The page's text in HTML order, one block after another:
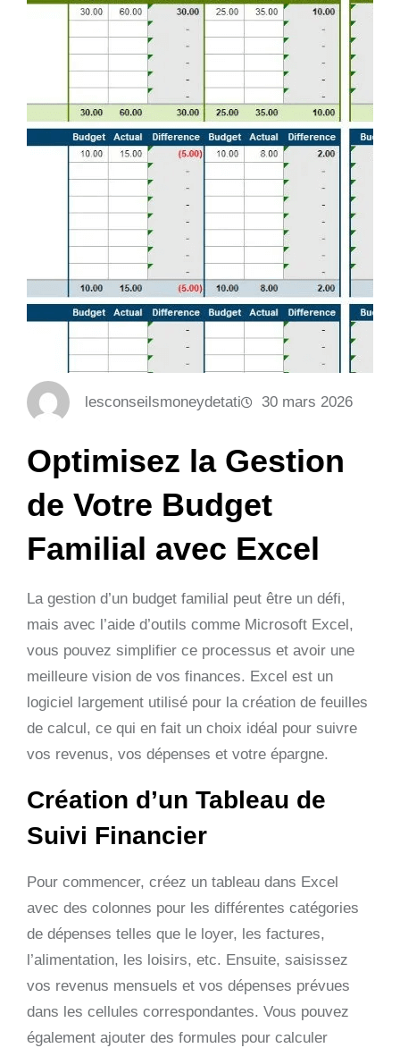
lesconseilsmoneydetati 30 mars 2026
Optimisez la Gestion
de Votre Budget
Familial avec Excel
La gestion d’un budget familial peut être un défi,
mais avec l’aide d’outils comme Microsoft Excel,
vous pouvez simplifier ce processus et avoir une
meilleure vision de vos finances. Excel est un
logiciel largement utilisé pour la création de feuilles
de calcul, ce qui en fait un choix idéal pour suivre
vos revenus, vos dépenses et votre épargne.
Création d’un Tableau de
Suivi Financier
Pour commencer, créez un tableau dans Excel
avec des colonnes pour les différentes catégories
de dépenses telles que le loyer, les factures,
l’alimentation, les loisirs, etc. Ensuite, saisissez
vos revenus mensuels et vos dépenses prévues
dans les cellules correspondantes. Vous pouvez
également ajouter des formules pour calculer